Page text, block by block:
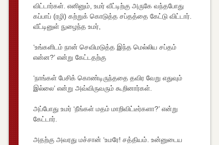
விட்டார்கள். எனினும், உமர் வீட்டிற்கு அருகே வந்தபோது
கப்பாப் (ரழி) கற்றுக் கொடுத்த சப்தத்தை கேட்டு விட்டார்.
வீட்டினுள் நுழைந்த உமர்,
‘உங்களிடம் நான் செவிமடுத்த இந்த மெல்லிய சப்தம்
என்ன?’ என்று கேட்டதற்கு
‘நாங்கள் பேசிக் கொண்டிருந்ததை தவிர வேறு எதுவும்
இல்லை’ என்று அவ்விருவரும் கூறினார்கள்.
அப்போது உமர் ‘நீங்கள் மதம் மாறிவிட்டீர்களா?’ என்று
கேட்டார்.
அதற்கு அவரது மச்சான் ‘உமரே! சத்தியம். உன்னுடைய